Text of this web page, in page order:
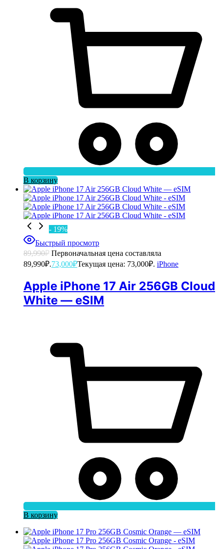
В корзину
- 19%
Быстрый просмотр
89,990₽ Первоначальная цена составляла
89,990₽.73,000₽Текущая цена: 73,000₽. iPhone
Apple iPhone 17 Air 256GB Cloud
White — eSIM
В корзину